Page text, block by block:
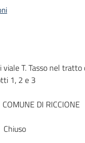
viale T. Tasso nel tratto
1, 2 e 3
COMUNE DI RICCIONE
Chiuso